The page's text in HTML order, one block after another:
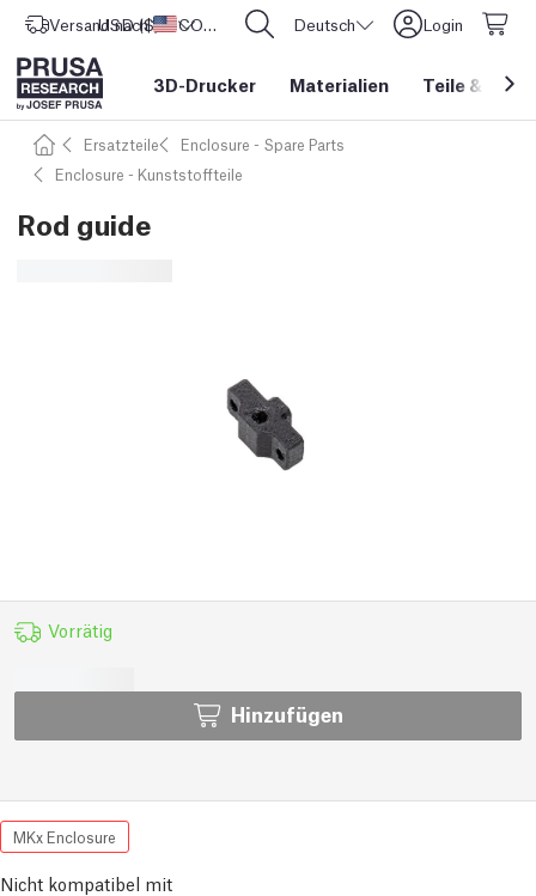
Versand nach Vereinigte Staaten
USD ($) CORE One L: Jetzt auf Lager! Deutsch Login
3D-Drucker Materialien Teile &
Ersatzteile
Enclosure - Spare Parts
Enclosure - Kunststoffteile
Rod guide
Vorrätig
Hinzufügen
MKx Enclosure
Nicht kompatibel mit